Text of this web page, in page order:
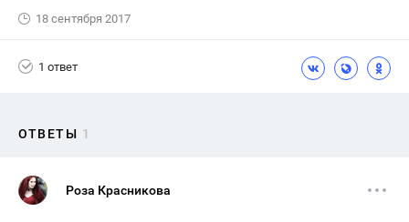
18 сентября 2017
1 ответ
ОТВЕТЫ 1
Роза Красникова